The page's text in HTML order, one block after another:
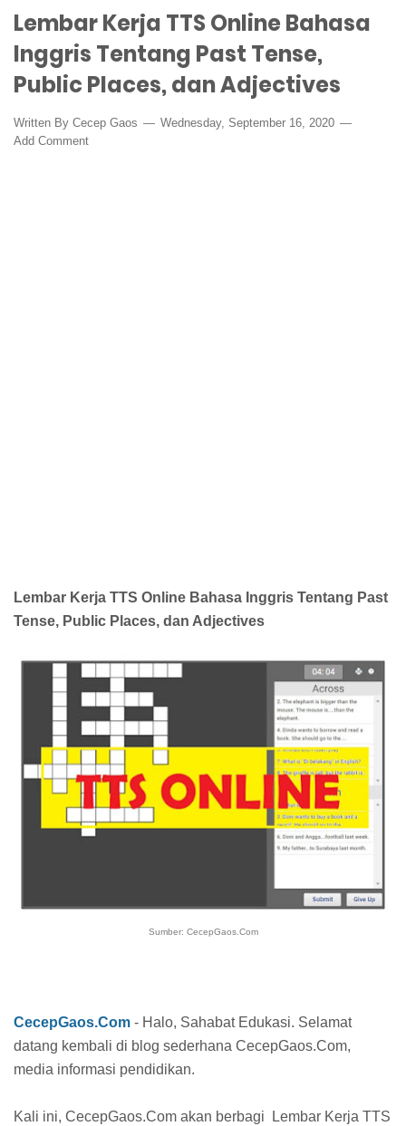
Lembar Kerja TTS Online Bahasa
Inggris Tentang Past Tense,
Public Places, dan Adjectives
Written By Cecep Gaos
Wednesday, September 16, 2020
Add Comment
Lembar Kerja TTS Online Bahasa Inggris Tentang Past
Tense, Public Places, dan Adjectives
Sumber: CecepGaos.Com
CecepGaos.Com - Halo, Sahabat Edukasi. Selamat
datang kembali di blog sederhana CecepGaos.Com,
media informasi pendidikan.
Kali ini, CecepGaos.Com akan berbagi Lembar Kerja TTS